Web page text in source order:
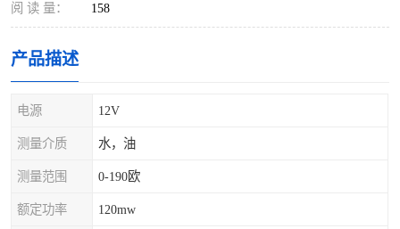
阅 读 量： 158
产品描述
电源 12V
测量介质 水，油
测量范围 0-190欧
额定功率 120mw